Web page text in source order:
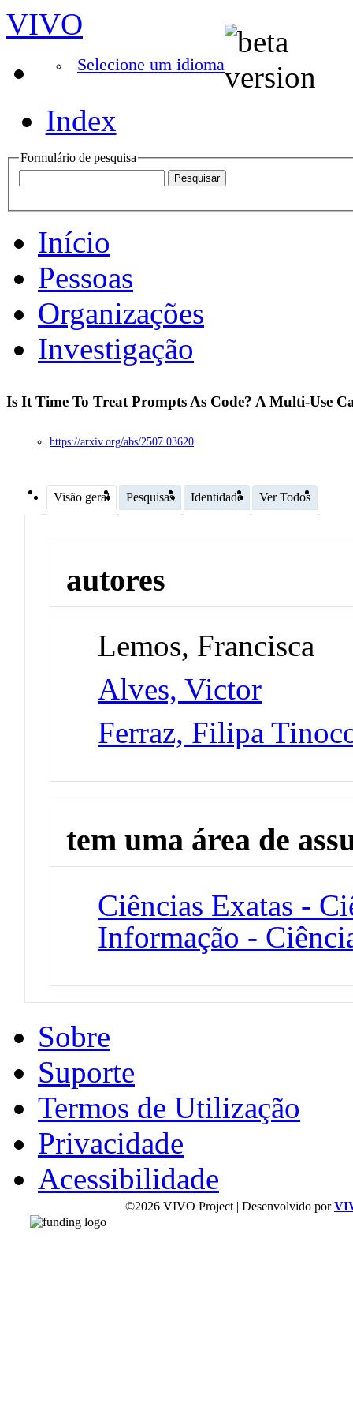
VIVO
Selecione um idioma
Index
Formulário de pesquisa
Início
Pessoas
Organizações
Investigação
Is It Time To Treat Prompts As Code? A Multi-Use
https://arxiv.org/abs/2507.03620
Visão geral Pesquisas Identidade Ver Todos
autores
Lemos, Francisca
Alves, Victor
Ferraz, Filipa
tem uma área de
Ciências Exatas -
Informação -
Sobre
Suporte
Termos de Utilização
Privacidade
Acessibilidade
©2026 VIVO Project | Desenvolvido por